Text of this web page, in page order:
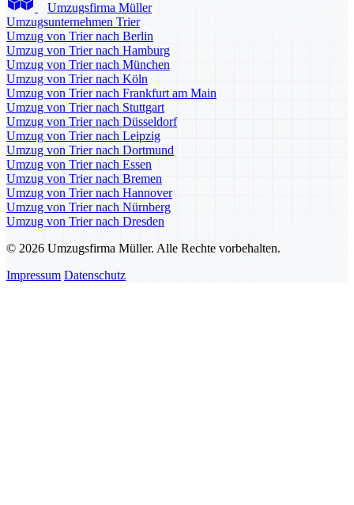
Umzugsfirma Müller
Umzugsunternehmen Trier
Umzug von Trier nach Berlin
Umzug von Trier nach Hamburg
Umzug von Trier nach München
Umzug von Trier nach Köln
Umzug von Trier nach Frankfurt am Main
Umzug von Trier nach Stuttgart
Umzug von Trier nach Düsseldorf
Umzug von Trier nach Leipzig
Umzug von Trier nach Dortmund
Umzug von Trier nach Essen
Umzug von Trier nach Bremen
Umzug von Trier nach Hannover
Umzug von Trier nach Nürnberg
Umzug von Trier nach Dresden
© 2026 Umzugsfirma Müller. Alle Rechte vorbehalten.
Impressum Datenschutz